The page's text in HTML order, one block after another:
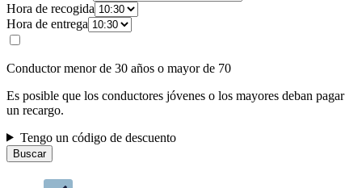
Hora de recogida
Hora de entrega
Conductor menor de 30 años o mayor de 70
Es posible que los conductores jóvenes o los mayores deban pagar
un recargo.
Tengo un código de descuento
Buscar